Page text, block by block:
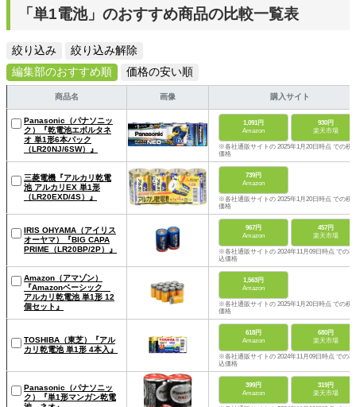
「単1電池」のおすすめ商品の比較一覧表
絞り込み
絞り込み解除
編集部のおすすめ順
価格の安い順
商品名 画像 購入サイト
Panasonic（パナソニッ
ク）『乾電池エボルタネ
オ 単1形6本パック
（LR20NJ/6SW）』
1,091円
Amazon
930円
楽天市場
※各社通販サイトの 2025年1月20日時点 での税
価格
三菱電機『アルカリ乾電
池 アルカリEX 単1形
（LR20EXD/4S）』
739円
Amazon
※各社通販サイトの 2025年1月20日時点 での税
価格
IRIS OHYAMA（アイリス
オーヤマ）『BIG CAPA
PRIME（LR20BP/2P）』
967円
Amazon
457円
楽天市場
※各社通販サイトの 2024年11月09日時点 での税
込価格
Amazon（アマゾン）
『Amazonベーシック
アルカリ乾電池 単1形 12
個セット』
1,563円
Amazon
※各社通販サイトの 2025年1月20日時点 での税
価格
TOSHIBA（東芝）『アル
カリ乾電池 単1形 4本入』
618円
Amazon
680円
楽天市場
※各社通販サイトの 2024年11月09日時点 での税
込価格
Panasonic（パナソニッ
ク）『単1形マンガン乾電
399円
Amazon
319円
楽天市場